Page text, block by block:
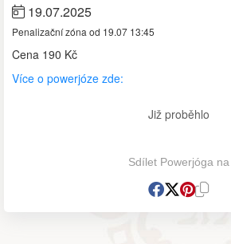
19.07.2025
Penalizační zóna od 19.07 13:45
Cena 190 Kč
Více o powerjóze zde:
Již proběhlo
Sdílet Powerjóga na